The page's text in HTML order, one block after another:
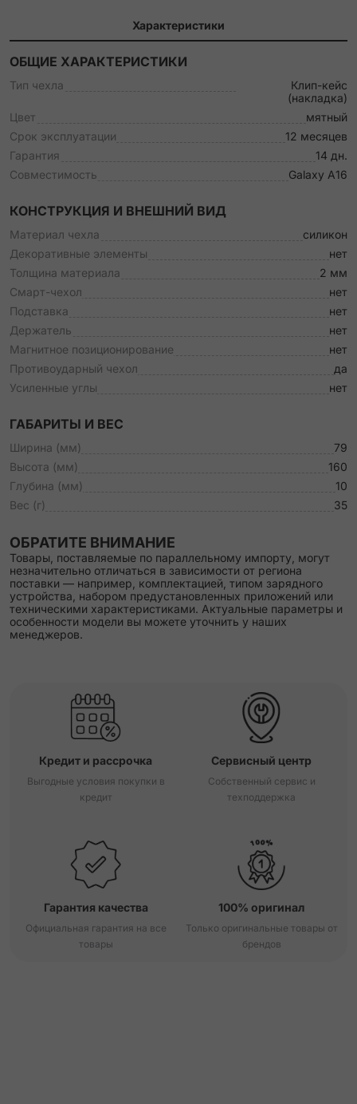
Характеристики
ОБЩИЕ ХАРАКТЕРИСТИКИ
Тип чехла
Клип-кейс
(накладка)
Цвет
мятный
Срок эксплуатации
12 месяцев
Гарантия
14 дн.
Совместимость
Galaxy A16
КОНСТРУКЦИЯ И ВНЕШНИЙ ВИД
Материал чехла
силикон
Декоративные элементы
нет
Толщина материала
2 мм
Смарт-чехол
нет
Подставка
нет
Держатель
нет
Магнитное позиционирование
нет
Противоударный чехол
да
Усиленные углы
нет
ГАБАРИТЫ И ВЕС
Ширина (мм)
79
Высота (мм)
160
Глубина (мм)
10
Вес (г)
35
ОБРАТИТЕ ВНИМАНИЕ
Товары, поставляемые по параллельному импорту, могут
незначительно отличаться в зависимости от региона
поставки — например, комплектацией, типом зарядного
устройства, набором предустановленных приложений или
техническими характеристиками. Актуальные параметры и
особенности модели вы можете уточнить у наших
менеджеров.
Кредит и рассрочка
Выгодные условия покупки в
кредит
Сервисный центр
Собственный сервис и
техподдержка
Гарантия качества
Официальная гарантия на все
товары
100% оригинал
Только оригинальные товары от
брендов